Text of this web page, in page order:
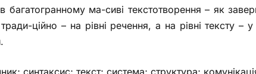
багатогранному ма-сиві текстотворення – як
ційно – на рівні речення, а на рівні тексту – у
синтаксис; текст; система; структура;